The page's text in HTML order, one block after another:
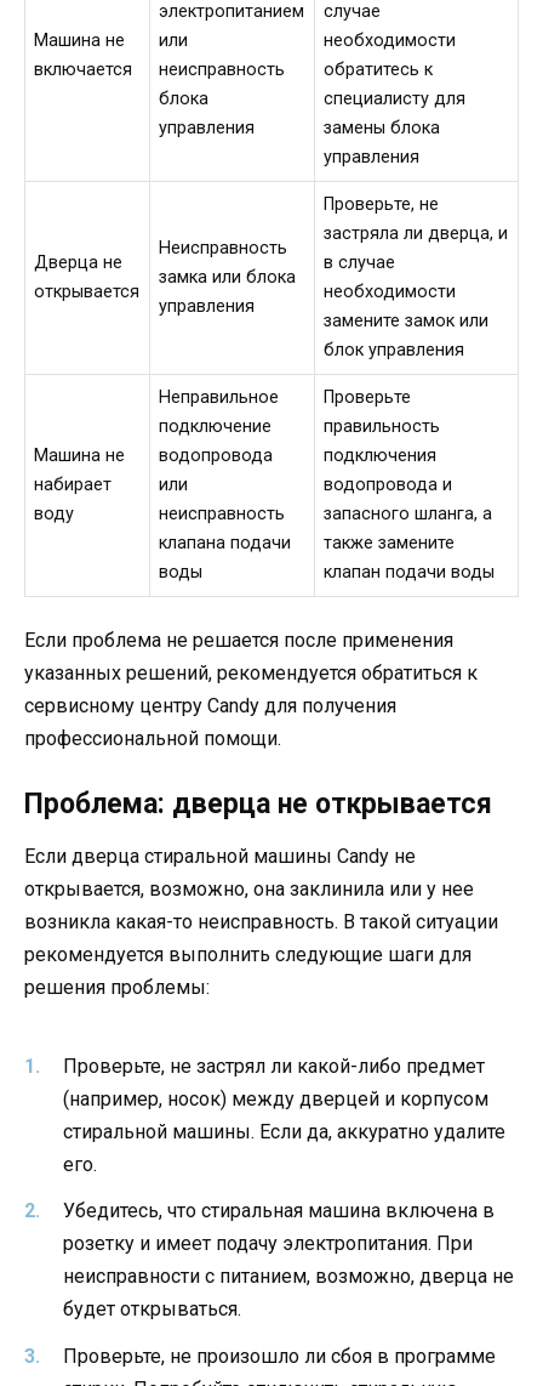
Машина не
включается
электропитанием
или
неисправность
блока
управления
случае
необходимости
обратитесь к
специалисту для
замены блока
управления
Дверца не
открывается
Неисправность
замка или блока
управления
Проверьте, не
застряла ли дверца, и
в случае
необходимости
замените замок или
блок управления
Машина не
набирает
воду
Неправильное
подключение
водопровода
или
неисправность
клапана подачи
воды
Проверьте
правильность
подключения
водопровода и
запасного шланга, а
также замените
клапан подачи воды
Если проблема не решается после применения
указанных решений, рекомендуется обратиться к
сервисному центру Candy для получения
профессиональной помощи.
Проблема: дверца не открывается
Если дверца стиральной машины Candy не
открывается, возможно, она заклинила или у нее
возникла какая-то неисправность. В такой ситуации
рекомендуется выполнить следующие шаги для
решения проблемы:
Проверьте, не застрял ли какой-либо предмет
(например, носок) между дверцей и корпусом
стиральной машины. Если да, аккуратно удалите
его.
Убедитесь, что стиральная машина включена в
розетку и имеет подачу электропитания. При
неисправности с питанием, возможно, дверца не
будет открываться.
Проверьте, не произошло ли сбоя в программе